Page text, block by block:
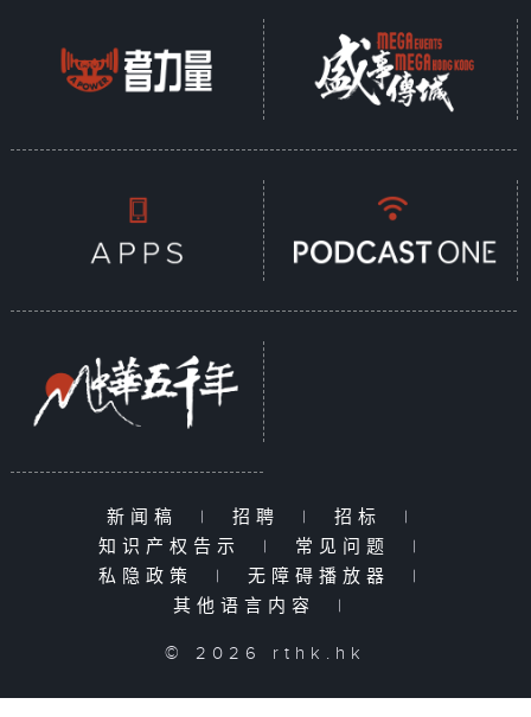
新闻稿 | 招聘 | 招标
|
知识产权告示
| 常见问题
|
私隐政策
| 无障碍播放器
|
其他语言内容
|
© 2026 rthk.hk